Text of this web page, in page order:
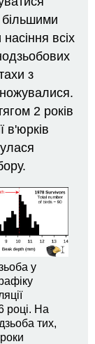
всіх
з
2 років
в'юрків
у
році. На
тих,